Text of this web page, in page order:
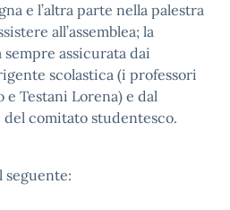
e l’altra parte nella palestra
all’assemblea; la
sempre assicurata dai
scolastica (i professori
e Testani Lorena) e dal
del comitato studentesco.
seguente: